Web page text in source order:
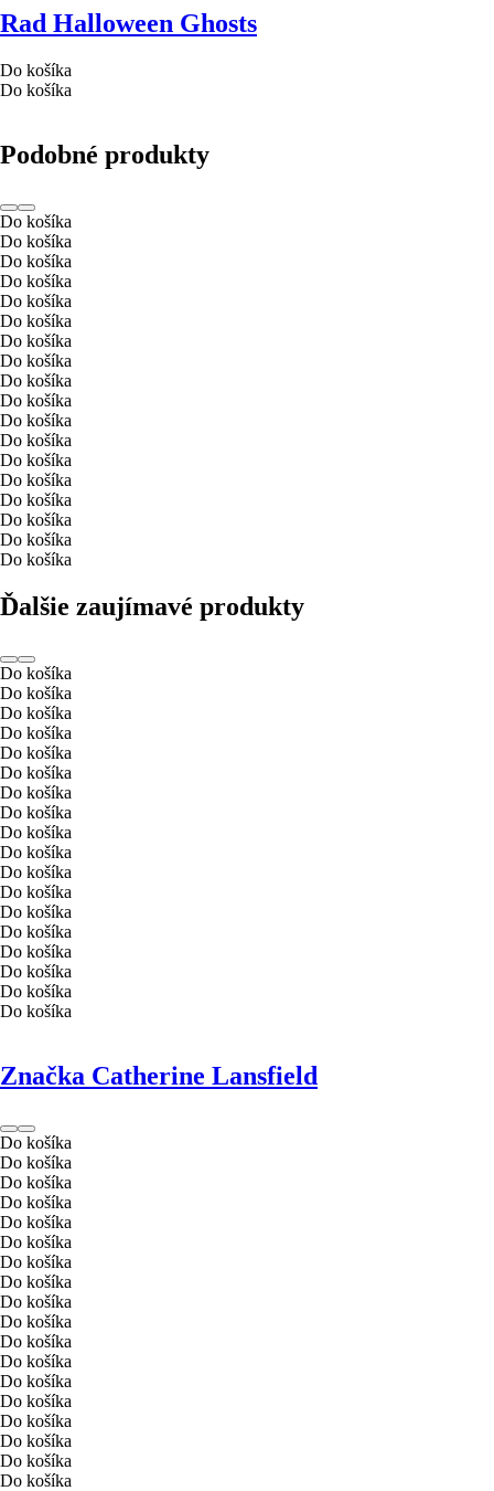
Rad Halloween Ghosts
Do košíka
Do košíka
Podobné produkty
Do košíka
Do košíka
Do košíka
Do košíka
Do košíka
Do košíka
Do košíka
Do košíka
Do košíka
Do košíka
Do košíka
Do košíka
Do košíka
Do košíka
Do košíka
Do košíka
Do košíka
Do košíka
Ďalšie zaujímavé produkty
Do košíka
Do košíka
Do košíka
Do košíka
Do košíka
Do košíka
Do košíka
Do košíka
Do košíka
Do košíka
Do košíka
Do košíka
Do košíka
Do košíka
Do košíka
Do košíka
Do košíka
Do košíka
Značka Catherine Lansfield
Do košíka
Do košíka
Do košíka
Do košíka
Do košíka
Do košíka
Do košíka
Do košíka
Do košíka
Do košíka
Do košíka
Do košíka
Do košíka
Do košíka
Do košíka
Do košíka
Do košíka
Do košíka